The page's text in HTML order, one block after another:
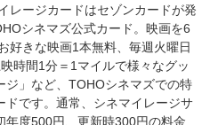
レージカードはセゾンカードが発
シネマズ公式カード。映画を6
好きな映画1本無料、毎週火曜日
時間1分＝1マイルで様々なグッ
ジ」など、TOHOシネマズでの特
ドです。通常、シネマイレージサ
年度500円、更新時300円の料金